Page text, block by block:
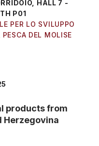
HALL 7 -
P01
PER LO SVILUPPO
PESCA DEL MOLISE
products from
Herzegovina